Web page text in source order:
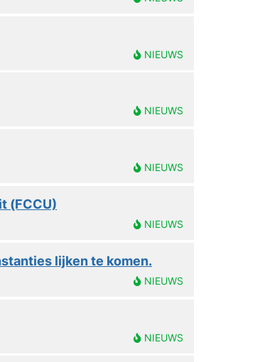
NIEUWS
NIEUWS
NIEUWS
(FCCU)
NIEUWS
lijken te komen.
NIEUWS
NIEUWS